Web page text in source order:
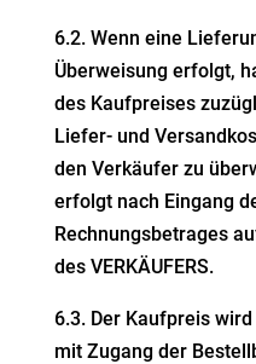
6.2. Wenn eine
Überweisung erfolgt,
des Kaufpreises
Liefer- und
den Verkäufer zu
erfolgt nach Eingang
Rechnungs­be­trages
des VERKÄUFERS.
6.3. Der Kaufpreis
mit Zugang der